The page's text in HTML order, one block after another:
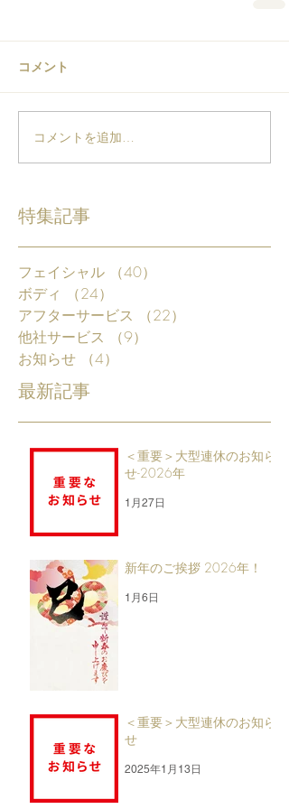
コメント
コメントを追加…
特集記事
フェイシャル （40）
ボディ
（24）
アフターサービス
（22）
他社サービス
（9）
お知らせ
（4）
最新記事
＜重要＞大型連休のお知ら
せ-2026年
1月27日
新年のご挨拶 2026年！
1月6日
＜重要＞大型連休のお知ら
せ
2025年1月13日